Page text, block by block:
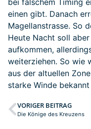
bei falschem Timing
einen gibt. Danach
Magellanstrasse. So
Heute Nacht soll
aufkommen,
weiterziehen. So wie
aus der altuellen
starke Winde
VORIGER BEITRAG
Die Könige des Kreuzens